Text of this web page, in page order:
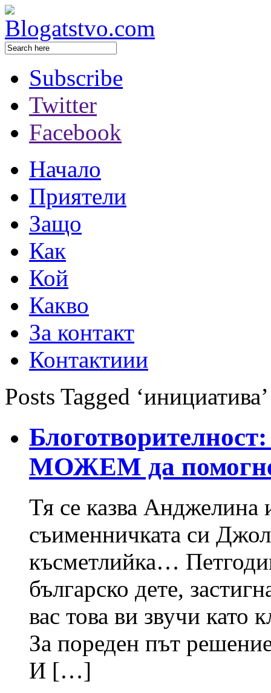
Subscribe
Twitter
Facebook
Начало
Приятели
Защо
Как
Кой
Какво
За контакт
Контактиии
Posts Tagged ‘инициатива’
МОЖЕМ да
Тя се казва Анджелина
съименничката си
късметлийка…
българско дете,
вас това ви звучи като
За пореден път
И […]